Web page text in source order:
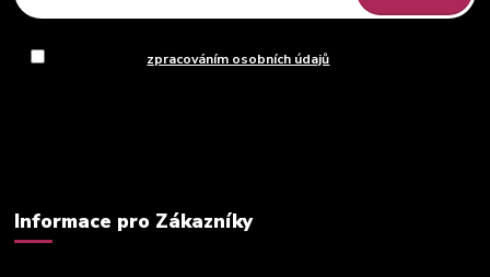
zpracováním osobních údajů
Informace pro Zákazníky